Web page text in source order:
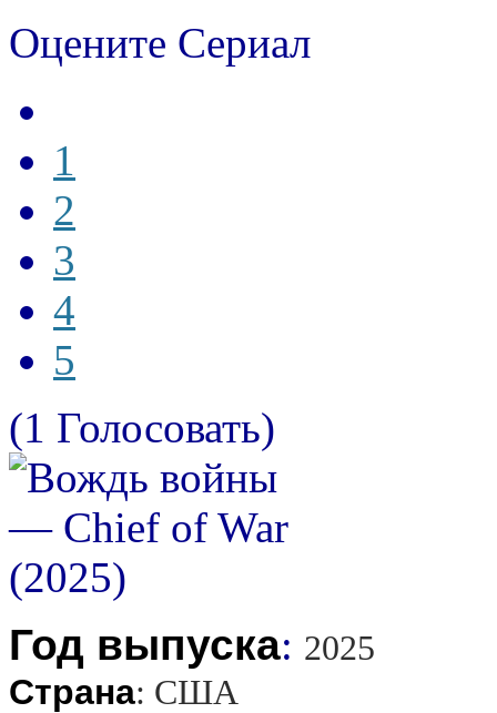
Оцените Сериал
1
2
3
4
5
(1 Голосовать)
Год выпуска: 2025
Страна: США